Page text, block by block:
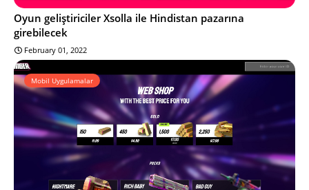
Oyun geliştiriciler Xsolla ile Hindistan pazarına
girebilecek
February 01, 2022
Mobil Uygulamalar